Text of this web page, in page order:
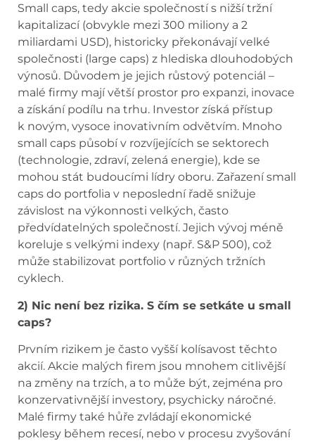
Small caps, tedy akcie společností s nižší tržní
kapitalizací (obvykle mezi 300 miliony a 2
miliardami USD), historicky překonávají velké
společnosti (large caps) z hlediska dlouhodobých
výnosů. Důvodem je jejich růstový potenciál –
malé firmy mají větší prostor pro expanzi, inovace
a získání podílu na trhu. Investor získá přístup
k novým, vysoce inovativním odvětvím. Mnoho
small caps působí v rozvíjejících se sektorech
(technologie, zdraví, zelená energie), kde se
mohou stát budoucími lídry oboru. Zařazení small
caps do portfolia v neposlední řadě snižuje
závislost na výkonnosti velkých, často
předvídatelných společností. Jejich vývoj méně
koreluje s velkými indexy (např. S&P 500), což
může stabilizovat portfolio v různých tržních
cyklech.
2) Nic není bez rizika. S čím se setkáte u small
caps?
Prvním rizikem je často vyšší kolísavost těchto
akcií. Akcie malých firem jsou mnohem citlivější
na změny na trzích, a to může být, zejména pro
konzervativnější investory, psychicky náročné.
Malé firmy také hůře zvládají ekonomické
poklesy během recesí, nebo v procesu zvyšování